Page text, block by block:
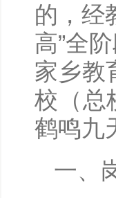
的，经
高”全
家乡教
校（总
鹤鸣九
一、